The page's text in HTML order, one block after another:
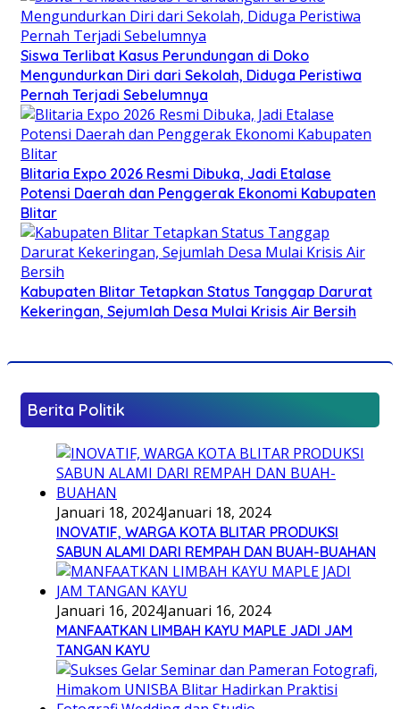
Siswa Terlibat Kasus Perundungan di Doko
Mengundurkan Diri dari Sekolah, Diduga Peristiwa
Pernah Terjadi Sebelumnya
Blitaria Expo 2026 Resmi Dibuka, Jadi Etalase
Potensi Daerah dan Penggerak Ekonomi Kabupaten
Blitar
Kabupaten Blitar Tetapkan Status Tanggap Darurat
Kekeringan, Sejumlah Desa Mulai Krisis Air Bersih
Berita Politik
Januari 18, 2024Januari 18, 2024
INOVATIF, WARGA KOTA BLITAR PRODUKSI
SABUN ALAMI DARI REMPAH DAN BUAH-BUAHAN
Januari 16, 2024Januari 16, 2024
MANFAATKAN LIMBAH KAYU MAPLE JADI JAM
TANGAN KAYU